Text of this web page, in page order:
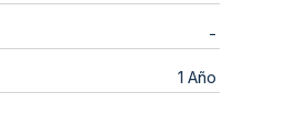
-
1 Año